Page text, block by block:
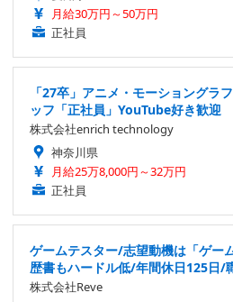
月給30万円～50万円
正社員
「27卒」アニメ・モーショングラ
ッフ「正社員」YouTube好き歓迎
株式会社enrich technology
神奈川県
月給25万8,000円～32万円
正社員
ゲームテスター/志望動機は「ゲー
歴書もハードル低/年間休日125日/
株式会社Reve